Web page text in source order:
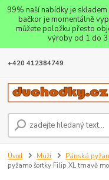
99% naší nabídky je
bačkor je momentálně
můžete položku přesto
výroby od 1 do 3
+420 412384749
Úvod Muži Pánská
pyžamo šortky Filip XL tmavě